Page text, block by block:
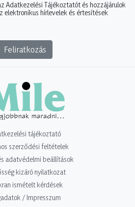
Adatkezelési Tájékoztatót és hozzájárulok
elektronikus hírlevelek és értesítések
Feliratkozás
tájékoztató
szerződési feltételek
adatvédelmi beállítások
kizáró nyilatkozat
ismételt kérdések
/ Impresszum